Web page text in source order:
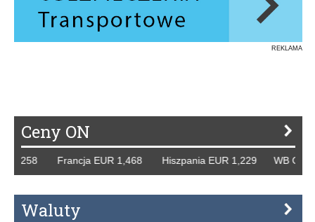
REKLAMA
Ceny ON
Francja EUR 1,468 Hiszpania EUR 1,229 WB GBP
Waluty